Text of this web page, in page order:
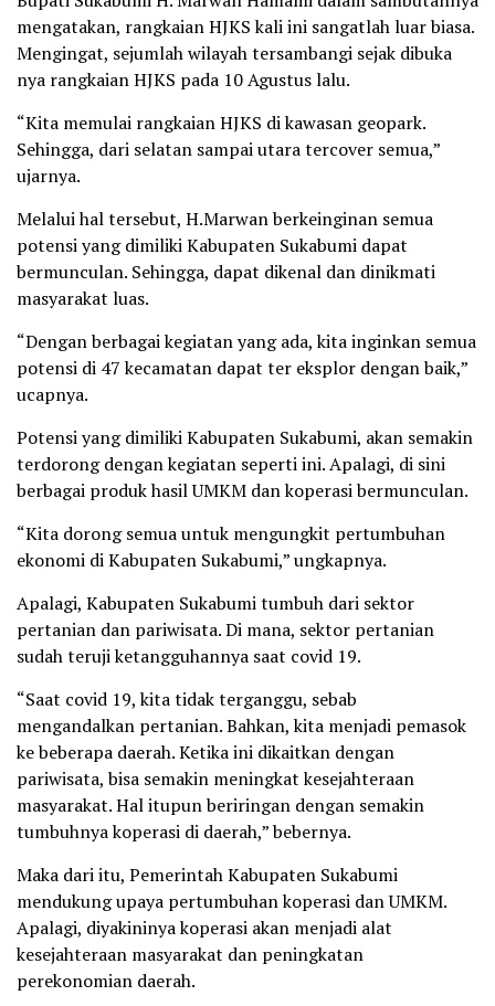
mengatakan, rangkaian HJKS kali ini sangatlah luar biasa.
Mengingat, sejumlah wilayah tersambangi sejak dibuka
nya rangkaian HJKS pada 10 Agustus lalu.
“Kita memulai rangkaian HJKS di kawasan geopark.
Sehingga, dari selatan sampai utara tercover semua,”
ujarnya.
Melalui hal tersebut, H.Marwan berkeinginan semua
potensi yang dimiliki Kabupaten Sukabumi dapat
bermunculan. Sehingga, dapat dikenal dan dinikmati
masyarakat luas.
“Dengan berbagai kegiatan yang ada, kita inginkan semua
potensi di 47 kecamatan dapat ter eksplor dengan baik,”
ucapnya.
Potensi yang dimiliki Kabupaten Sukabumi, akan semakin
terdorong dengan kegiatan seperti ini. Apalagi, di sini
berbagai produk hasil UMKM dan koperasi bermunculan.
“Kita dorong semua untuk mengungkit pertumbuhan
ekonomi di Kabupaten Sukabumi,” ungkapnya.
Apalagi, Kabupaten Sukabumi tumbuh dari sektor
pertanian dan pariwisata. Di mana, sektor pertanian
sudah teruji ketangguhannya saat covid 19.
“Saat covid 19, kita tidak terganggu, sebab
mengandalkan pertanian. Bahkan, kita menjadi pemasok
ke beberapa daerah. Ketika ini dikaitkan dengan
pariwisata, bisa semakin meningkat kesejahteraan
masyarakat. Hal itupun beriringan dengan semakin
tumbuhnya koperasi di daerah,” bebernya.
Maka dari itu, Pemerintah Kabupaten Sukabumi
mendukung upaya pertumbuhan koperasi dan UMKM.
Apalagi, diyakininya koperasi akan menjadi alat
kesejahteraan masyarakat dan peningkatan
perekonomian daerah.